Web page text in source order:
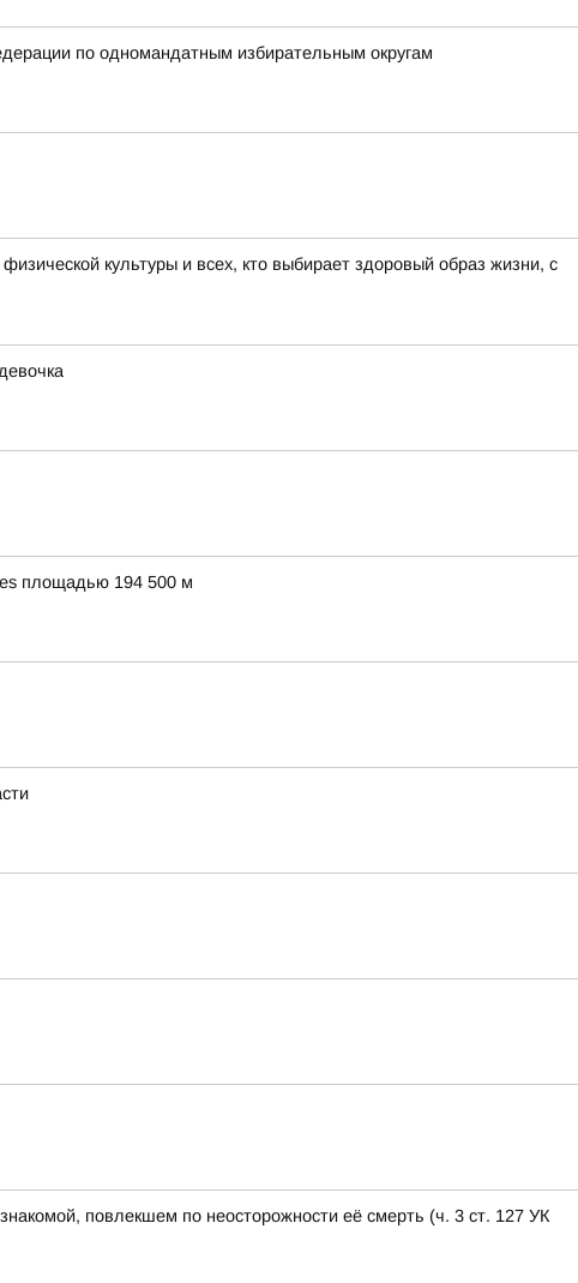
по одномандатным избирательным округам
культуры и всех, кто выбирает здоровый образ жизни, с
площадью 194 500 м
повлекшем по неосторожности её смерть (ч. 3 ст. 127 УК